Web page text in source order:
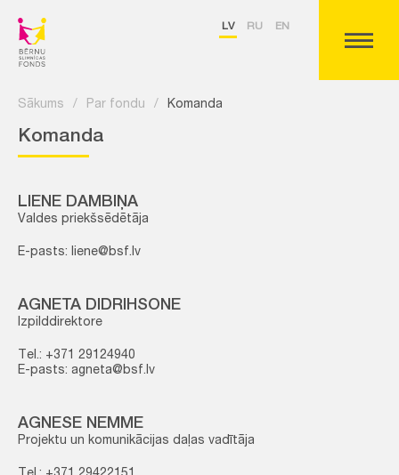
LV RU EN
Sākums / Par fondu / Komanda
Komanda
LIENE DAMBIŅA
Valdes priekšsēdētāja
E-pasts: liene@bsf.lv
AGNETA DIDRIHSONE
Izpilddirektore
Tel.: +371 29124940
E-pasts: agneta@bsf.lv
AGNESE NEMME
Projektu un komunikācijas daļas vadītāja